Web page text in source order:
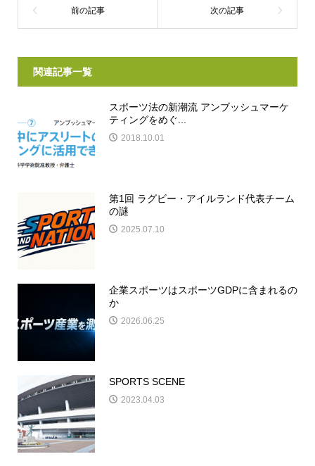
関連記事一覧
スポーツ法の新潮流 アンブッシュマーケ
ティングをめぐ...
2018.10.01
第1回 ラグビー・アイルランド代表チーム
の謎
2025.07.10
企業スポーツはスポーツGDPに含まれるの
か
2026.06.25
SPORTS SCENE
2023.04.03